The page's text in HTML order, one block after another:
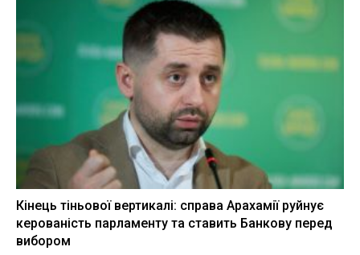
Кінець тіньової вертикалі: справа Арахамії руйнує
керованість парламенту та ставить Банкову перед
вибором